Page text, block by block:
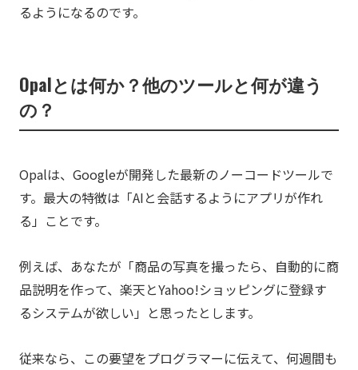
るようになるのです。
Opalとは何か？他のツールと何が違う
の？
Opalは、Googleが開発した最新のノーコードツールで
す。最大の特徴は「AIと会話するようにアプリが作れ
る」ことです。
例えば、あなたが「商品の写真を撮ったら、自動的に商
品説明を作って、楽天とYahoo!ショッピングに登録す
るシステムが欲しい」と思ったとします。
従来なら、この要望をプログラマーに伝えて、何週間も